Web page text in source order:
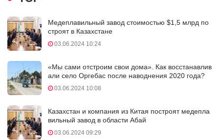
Медеплавильный завод стоимостью $1,5 млрд по
строят в Казахстане
03.06.2024 10:24
«Мы сами отстроим свои дома». Как восстанавлив
али село Оргебас после наводнения 2020 года?
03.06.2024 10:08
Казахстан и компания из Китая построят медепла
вильный завод в области Абай
03.06.2024 09:29